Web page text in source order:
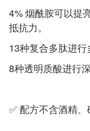
4% 烟酰胺可以提
抵抗力。
13种复合多肽进行
8种透明质酸进行深
✅ 配方不含酒精